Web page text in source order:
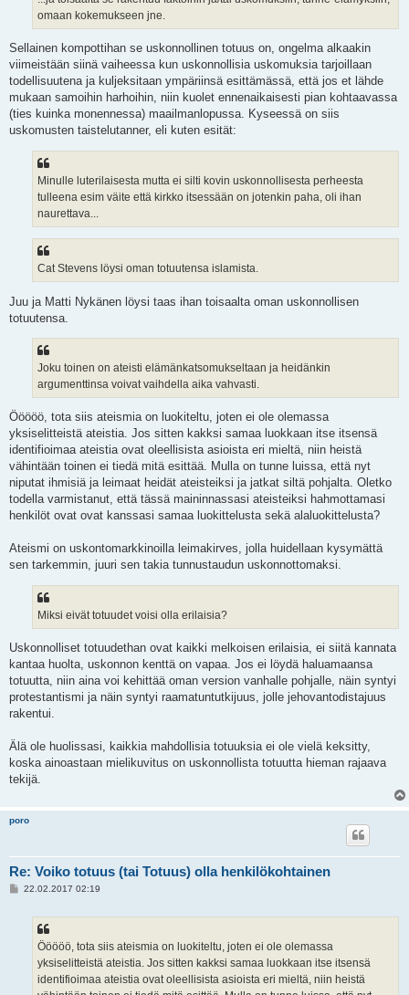
omaan kokemukseen jne.
Sellainen kompottihan se uskonnollinen totuus on, ongelma alkaakin
viimeistään siinä vaiheessa kun uskonnollisia uskomuksia tarjoillaan
todellisuutena ja kuljeksitaan ympäriinsä esittämässä, että jos et lähde
mukaan samoihin harhoihin, niin kuolet ennenaikaisesti pian kohtaavassa
(ties kuinka monennessa) maailmanlopussa. Kyseessä on siis
uskomusten taistelutanner, eli kuten esität:
Minulle luterilaisesta mutta ei silti kovin uskonnollisesta perheesta
tulleena esim väite että kirkko itsessään on jotenkin paha, oli ihan
naurettava...
Cat Stevens löysi oman totuutensa islamista.
Juu ja Matti Nykänen löysi taas ihan toisaalta oman uskonnollisen
totuutensa.
Joku toinen on ateisti elämänkatsomukseltaan ja heidänkin
argumenttinsa voivat vaihdella aika vahvasti.
Ööööö, tota siis ateismia on luokiteltu, joten ei ole olemassa
yksiselitteistä ateistia. Jos sitten kakksi samaa luokkaan itse itsensä
identifioimaa ateistia ovat oleellisista asioista eri mieltä, niin heistä
vähintään toinen ei tiedä mitä esittää. Mulla on tunne luissa, että nyt
niputat ihmisiä ja leimaat heidät ateisteiksi ja jatkat siltä pohjalta. Oletko
todella varmistanut, että tässä maininnassasi ateisteiksi hahmottamasi
henkilöt ovat ovat kanssasi samaa luokittelusta sekä alaluokittelusta?
Ateismi on uskontomarkkinoilla leimakirves, jolla huidellaan kysymättä
sen tarkemmin, juuri sen takia tunnustaudun uskonnottomaksi.
Miksi eivät totuudet voisi olla erilaisia?
Uskonnolliset totuudethan ovat kaikki melkoisen erilaisia, ei siitä kannata
kantaa huolta, uskonnon kenttä on vapaa. Jos ei löydä haluamaansa
totuutta, niin aina voi kehittää oman version vanhalle pohjalle, näin syntyi
protestantismi ja näin syntyi raamatuntutkijuus, jolle jehovantodistajuus
rakentui.
Älä ole huolissasi, kaikkia mahdollisia totuuksia ei ole vielä keksitty,
koska ainoastaan mielikuvitus on uskonnollista totuutta hieman rajaava
tekijä.
poro
Re: Voiko totuus (tai Totuus) olla henkilökohtainen
V22.02.2017 02:19
Ööööö, tota siis ateismia on luokiteltu, joten ei ole olemassa
yksiselitteistä ateistia. Jos sitten kakksi samaa luokkaan itse itsensä
identifioimaa ateistia ovat oleellisista asioista eri mieltä, niin heistä